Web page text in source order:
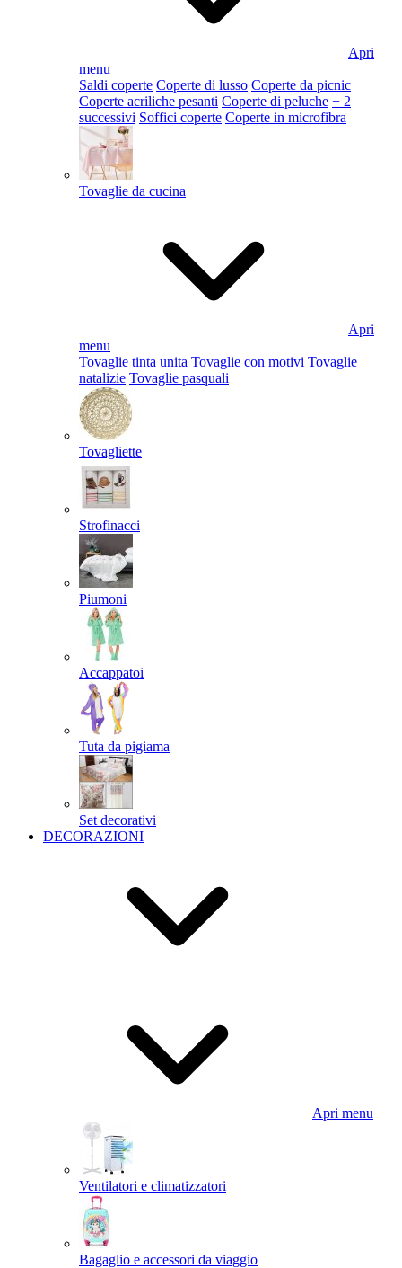
Apri
menu
Saldi coperte Coperte di lusso Coperte da picnic
Coperte acriliche pesanti Coperte di peluche + 2
successivi Soffici coperte Coperte in microfibra
Tovaglie da cucina
Apri
menu
Tovaglie tinta unita Tovaglie con motivi Tovaglie
natalizie Tovaglie pasquali
Tovagliette
Strofinacci
Piumoni
Accappatoi
Tuta da pigiama
Set decorativi
DECORAZIONI
Apri menu
Ventilatori e climatizzatori
Bagaglio e accessori da viaggio